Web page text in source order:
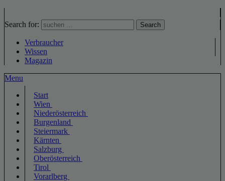
Search for: Search
Verbraucher
Wissen
Magazin
Menu
Start
Wien
Niederösterreich
Burgenland
Steiermark
Kärnten
Salzburg
Oberösterreich
Tirol
Vorarlberg